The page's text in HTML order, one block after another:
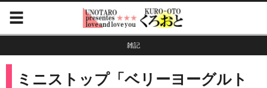
雑記
ミニストップ「ベリーヨーグルト